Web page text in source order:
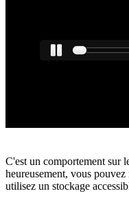
C'est un comportement sur
heureusement, vous
utilisez un stockage